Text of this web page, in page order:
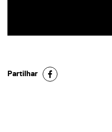
Partilhar